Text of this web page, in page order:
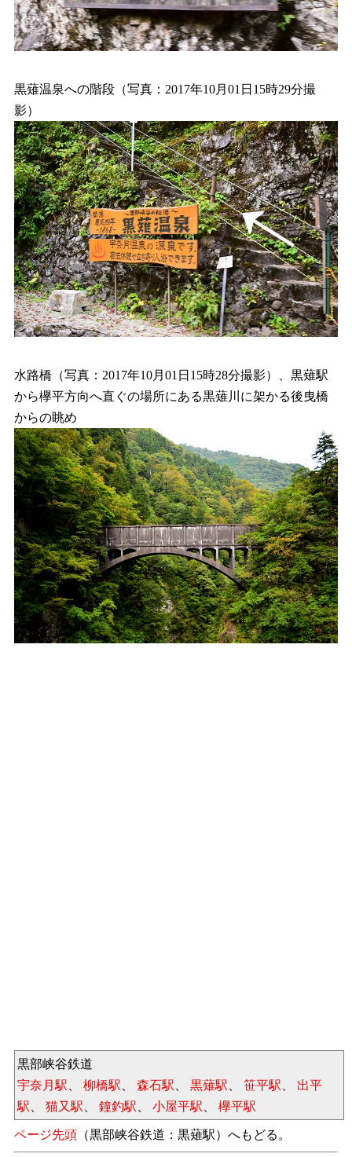
黒薙温泉への階段（写真：2017年10月01日15時29分撮
影）
水路橋（写真：2017年10月01日15時28分撮影）、黒薙駅
から欅平方向へ直ぐの場所にある黒薙川に架かる後曳橋
からの眺め
黒部峡谷鉄道
宇奈月駅
柳橋駅 森石駅 黒薙駅 笹平駅
出平
駅
猫又駅 鐘釣駅 小屋平駅 欅平駅
ページ先頭 （黒部峡谷鉄道：黒薙駅）へもどる。